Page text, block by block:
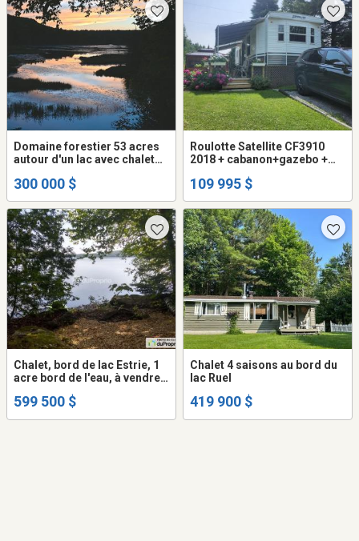
Domaine forestier 53 acres
autour d'un lac avec chalet
300 000 $
Roulotte Satellite CF3910
2018 + cabanon+gazebo +
site clé en main
109 995 $
Chalet, bord de lac Estrie, 1
acre bord de l'eau, à vendre.
599 500 $
Chalet 4 saisons au bord du
lac Ruel
419 900 $